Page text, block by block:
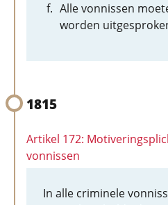
Alle vonnissen
worden
1815
Artikel 172:
vonnissen
In alle criminele